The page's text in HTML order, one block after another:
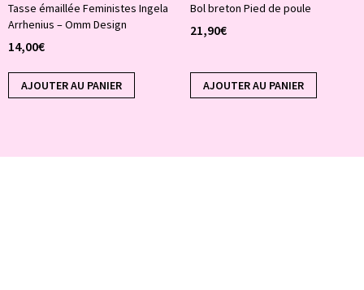
Tasse émaillée Feministes Ingela
Arrhenius – Omm Design
14,00€
AJOUTER AU PANIER
Bol breton Pied de poule
21,90€
AJOUTER AU PANIER